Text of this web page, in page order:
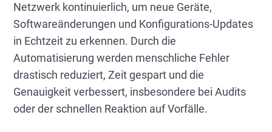
Netzwerk kontinuierlich, um neue Geräte,
Softwareänderungen und Konfigurations-Updates
in Echtzeit zu erkennen. Durch die
Automatisierung werden menschliche Fehler
drastisch reduziert, Zeit gespart und die
Genauigkeit verbessert, insbesondere bei Audits
oder der schnellen Reaktion auf Vorfälle.